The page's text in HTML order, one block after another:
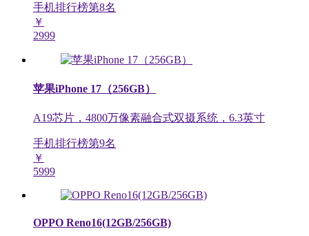
手机排行榜第8名
￥
2999
苹果iPhone 17（256GB）
A19芯片，4800万像素融合式双摄系统，6.3英寸
手机排行榜第9名
￥
5999
OPPO Reno16(12GB/256GB)